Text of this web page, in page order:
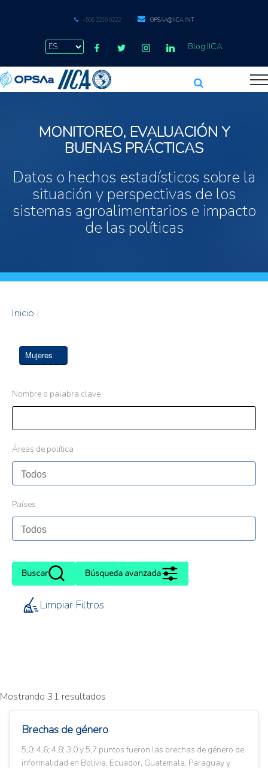
+506 2216 0222 OPSAA@IICA.INT
Blog IICA
MONITOREO, EVALUACIÓN Y
BUENAS PRÁCTICAS
Datos o hechos estadísticos sobre la
situación y perspectivas de los
sistemas agroalimentarios e impacto
de las políticas
Inicio |
Mujeres
Nombre o palabra clave
Áreas de política
Países
Buscar Búsqueda avanzada
Limpiar Filtros
Mostrando 31 resultados
Brechas de género
5,0; 4,6; 4,8; 3,0 y 5,7 puntos fueron las brechas de género de
informalidad en Bolivia, Ecuador, Guatemala, Paraguay y